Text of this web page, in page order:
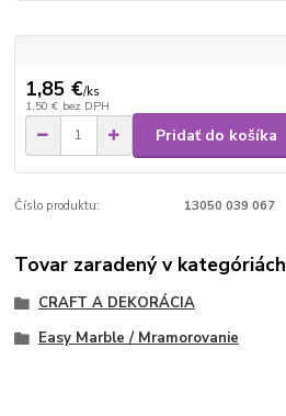
1,85 €/ks
1,50 € bez DPH
Pridať do košíka
Číslo produktu: 13050 039 067
Tovar zaradený v kategóriách
CRAFT A DEKORÁCIA
Easy Marble / Mramorovanie